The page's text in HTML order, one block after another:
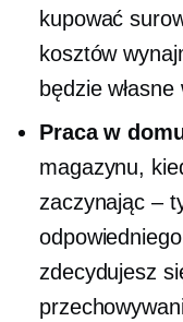
kupować
kosztów
będzie
Praca w
magazynu,
zaczynając –
zdecydujesz